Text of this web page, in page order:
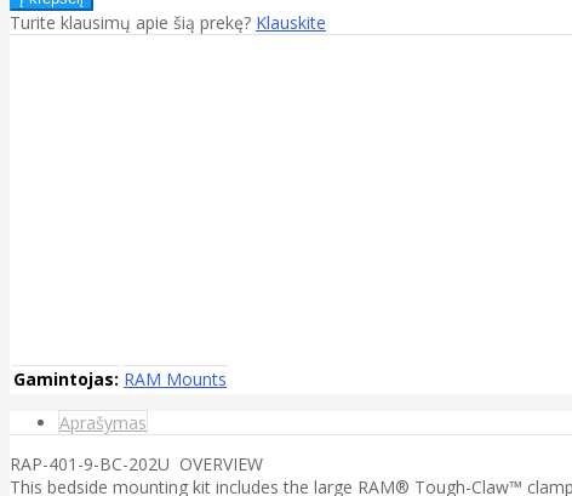
Turite klausimų apie šią prekę? Klauskite
Gamintojas: RAM Mounts
Aprašymas
RAP-401-9-BC-202U OVERVIEW
This bedside mounting kit includes the large RAM® Tough-Claw™